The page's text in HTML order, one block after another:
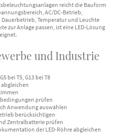
reicht die Bauform
AC/DC-Betrieb,
Temperatur und Leuchte
zur Anlage passen, ist eine LED-Lösung
und Industrie
bei T5, G13 bei T8
prüfen
Anwendung auswählen
berücksichtigen
Zentralbatterie prüfen
der LED-Röhre abgleichen